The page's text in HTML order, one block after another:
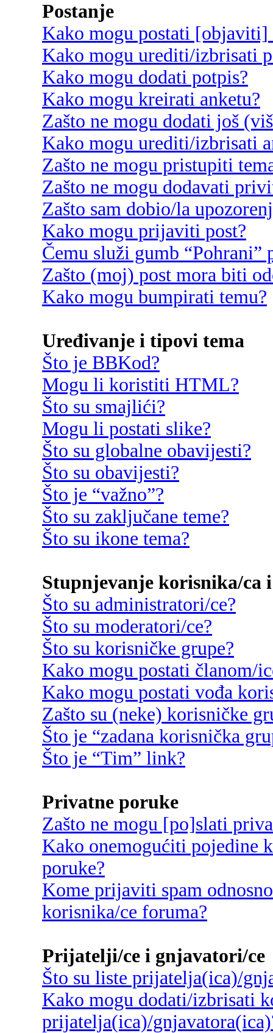
Postanje
Kako mogu postati [objaviti]
Kako mogu urediti/izbrisati
Kako mogu dodati potpis?
Kako mogu kreirati anketu?
Zašto ne mogu dodati još
Kako mogu urediti/izbrisati
Zašto ne mogu pristupiti
Zašto ne mogu dodavati
Zašto sam dobio/la
Kako mogu prijaviti post?
Čemu služi gumb
Zašto (moj) post mora biti
Kako mogu bumpirati temu?
Uređivanje i tipovi tema
Što je BBKod?
Mogu li koristiti HTML?
Što su smajlići?
Mogu li postati slike?
Što su globalne obavijesti?
Što su obavijesti?
Što je “važno”?
Što su zaključane teme?
Što su ikone tema?
Stupnjevanje korisnika/ca
Što su administratori/ce?
Što su moderatori/ce?
Što su korisničke grupe?
Kako mogu postati članom/
Kako mogu postati vođa
Zašto su (neke) korisničke
Što je “zadana korisnička
Što je “Tim” link?
Privatne poruke
Zašto ne mogu [po]slati
Kako onemogućiti pojedine
poruke?
Kome prijaviti spam
korisnika/ce foruma?
Prijatelji/ce i gnjavatori/ce
Što su liste prijatelja(ica)/
Kako mogu dodati/izbrisati
prijatelja(ica)/